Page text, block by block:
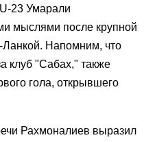
23 Умарали
мыслями после крупной
Напомним, что
клуб "Сабах," также
гола, открывшего
Рахмоналиев выразил